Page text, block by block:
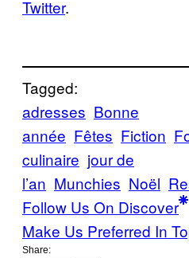
Twitter.
Tagged:
adresses Bonne
année Fêtes Fiction
culinaire jour de
l’an Munchies Noël
Follow Us On Discover
Make Us Preferred In
Share: